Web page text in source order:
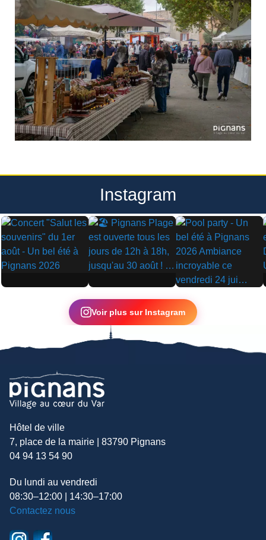
Instagram
▶ ▶
▶
Voir plus sur Instagram
Hôtel de ville
7, place de la mairie | 83790 Pignans
04 94 13 54 90
Du lundi au vendredi
08:30–12:00 | 14:30–17:00
Contactez nous